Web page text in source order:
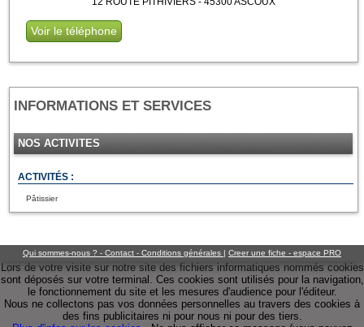
Voir le téléphone
INFORMATIONS ET SERVICES
NOS ACTIVITES
ACTIVITÉS :
Pâtissier
Qui sommes-nous ? - Contact - Conditions générales | Creer une fiche - espace PRO
Lors de votre visite sur notre site des fichiers informatiques nommés cookies
sont déposés sur votre terminal. Ces cookies sont utilisés pour la navigation,
le fonctionnement du site et les mesures d'audience pour l'éditeur.
Nous ne collectons pas vos données personnelles au travers des cookies à
des fins publicitaires ni pour nous ni pour des tiers.